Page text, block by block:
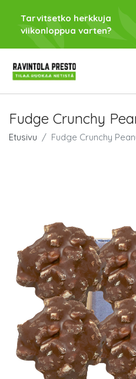
Tarvitsetko herkkuja
viikonloppua varten?
Fudge Crunchy
Etusivu Fudge Crunchy